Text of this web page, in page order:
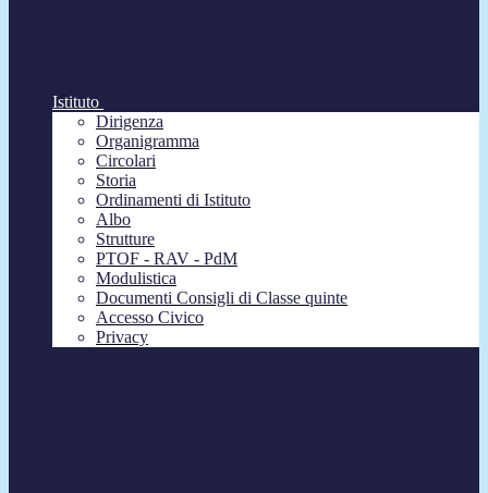
Istituto
Dirigenza
Organigramma
Circolari
Storia
Ordinamenti di Istituto
Albo
Strutture
PTOF - RAV - PdM
Modulistica
Documenti Consigli di Classe quinte
Accesso Civico
Privacy